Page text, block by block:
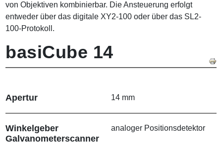
von Objektiven kombinierbar. Die Ansteuerung erfolgt
entweder über das digitale XY2-100 oder über das SL2-
100-Protokoll.
basiCube 14
Apertur 14 mm
Winkelgeber
Galvanometer­scanner
analoger Positionsdetektor